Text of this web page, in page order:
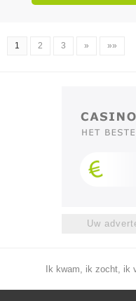
1 2 3 » »»
Uw
Ik kwam, ik zocht, ik